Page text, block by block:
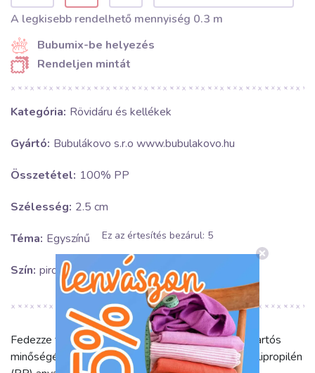
A legkisebb rendelhető mennyiség 0.3 m
Bubumix-be helyezés
Rendeljen mintát
Kategória: Rövidáru és kellékek
Gyártó: Bubulákovo s.r.o www.bubulakovo.hu
Összetétel: 100% PP
Szélesség: 2.5 cm
Téma: Egyszínű
Szín: piros
Fedezze fel a Heveder 2,5 cm red (SKU: 10368) tartós
minőségét! Ez az egyszínű piros heveder 100% polipropilén
Ez az értesítés bezárul: 5